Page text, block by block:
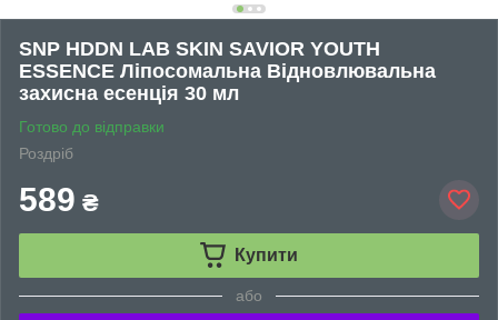
SNP HDDN LAB SKIN SAVIOR YOUTH
ESSENCE Ліпосомальна Відновлювальна
захисна есенція 30 мл
Готово до відправки
Роздріб
589 ₴
Купити
або